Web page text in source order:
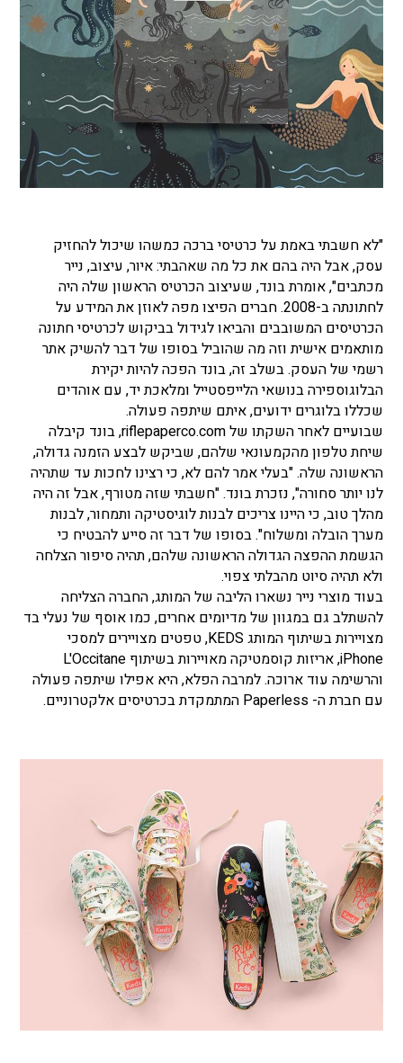
"לא חשבתי באמת על כרטיסי ברכה כמשהו שיכול להחזיק
עסק, אבל היה בהם את כל מה שאהבתי: איור, עיצוב, נייר
מכתבים", אומרת בונד, שעיצוב הכרטיס הראשון שלה היה
לחתונתה ב-2008. חברים הפיצו מפה לאוזן את המידע על
הכרטיסים המשובבים והביאו לגידול בביקוש לכרטיסי חתונה
מותאמים אישית וזה מה שהוביל בסופו של דבר להשיק אתר
רשמי של העסק. בשלב זה, בונד הפכה להיות יקירת
הבלוגוספירה בנושאי הלייפסטייל ומלאכת יד, עם אוהדים
שכללו בלוגרים ידועים, איתם שיתפה פעולה.
שבועיים לאחר השקתו של riflepaperco.com, בונד קיבלה
שיחת טלפון מהקמעונאי שלהם, שביקש לבצע הזמנה גדולה,
הראשונה שלה. "בעלי אמר להם לא, כי רצינו לחכות עד שתהיה
לנו יותר סחורה", נזכרת בונד. "חשבתי שזה מטורף, אבל זה היה
מהלך טוב, כי היינו צריכים לבנות לוגיסטיקה ותמחור, לבנות
מערך הובלה ומשלוח". בסופו של דבר זה סייע להבטיח כי
הגשמת ההפצה הגדולה הראשונה שלהם, תהיה סיפור הצלחה
ולא תהיה סיוט מהבלתי צפוי.
בעוד מוצרי נייר נשארו הליבה של המותג, החברה הצליחה
להשתלב גם במגוון של מדיומים אחרים, כמו אוסף של נעלי בד
מצויירות בשיתוף המותג KEDS, טפטים מצויירים למסכי
iPhone, אריזות קוסמטיקה מאויירות בשיתוף L'Occitane
והרשימה עוד ארוכה. למרבה הפלא, היא אפילו שיתפה פעולה
עם חברת ה- Paperless המתמקדת בכרטיסים אלקטרוניים.